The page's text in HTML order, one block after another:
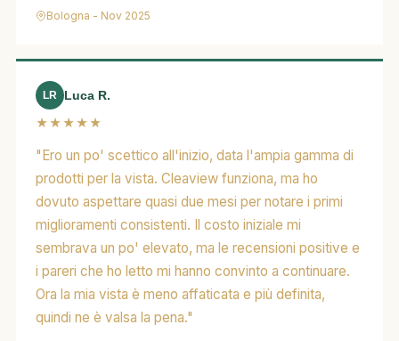
Bologna - Nov 2025
LR
Luca R.
★★★★★
"Ero un po' scettico all'inizio, data l'ampia gamma di
prodotti per la vista. Cleaview funziona, ma ho
dovuto aspettare quasi due mesi per notare i primi
miglioramenti consistenti. Il costo iniziale mi
sembrava un po' elevato, ma le recensioni positive e
i pareri che ho letto mi hanno convinto a continuare.
Ora la mia vista è meno affaticata e più definita,
quindi ne è valsa la pena."